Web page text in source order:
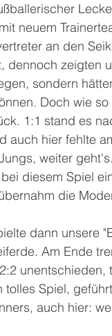
neuem
an den
dennoch zeigten
sondern
Doch wie
1:1 stand es
auch hier fehlte
weiter geht's.
diesem Spiel
die
dann unsere
Am Ende
tolles Spiel,
auch hier: